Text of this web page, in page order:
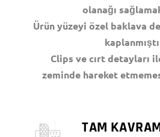
olanağı
Ürün yüzeyi özel baklava
Clips ve cırt detayları
zeminde hareket
TAM